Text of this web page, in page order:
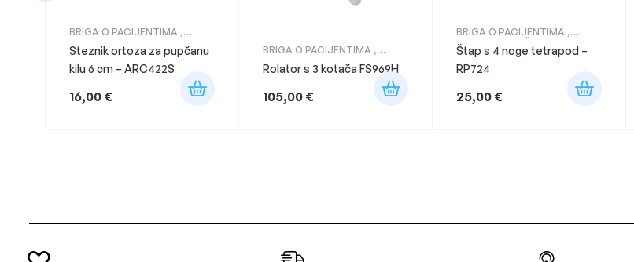
BRIGA O PACIJENTIMA ,
Steznik ortoza za pupčanu
kilu 6 cm – ARC422S
16,00 €
BRIGA O PACIJENTIMA ,
Rolator s 3 kotača FS969H
105,00 €
BRIGA O PACIJENTIMA ,
ORTOPEDSKE ŠTAPOVE ZA
HODANJE
Štap s 4 noge tetrapod –
RP724
25,00 €